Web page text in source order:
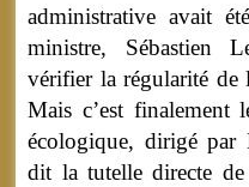
administrative avait
ministre, Sébastien
vérifier la régularité de
Mais c’est finalement
écologique, dirigé par
dit la tutelle directe